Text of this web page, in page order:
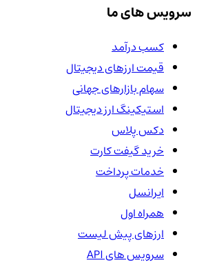
سرویس های ما
کسب درآمد
قیمت ارزهای دیجیتال
سهام بازارهای جهانی
استیکینگ ارز دیجیتال
دکس پلاس
خرید گیفت کارت
خدمات پرداخت
ایرانسل
همراه اول
ارزهای پیش لیست
سرویس های API